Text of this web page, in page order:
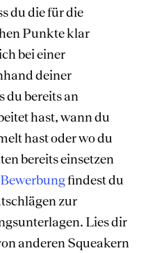
du die für die
Punkte klar
bei einer
deiner
du bereits an
hast, wann du
hast oder wo du
bereits einsetzen
Bewerbungfindest du
zur
Lies dir
anderen Squeakern